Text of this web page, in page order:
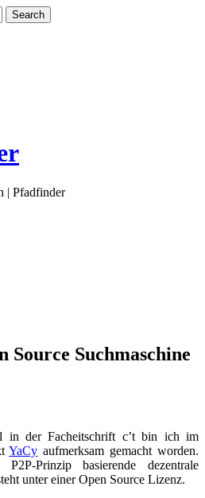
| Pfadfinder
Suchmaschine
in der Facheitschrift c’t bin ich im
YaCy aufmerksam gemacht worden.
Prinzip basierende dezentrale
unter einer Open Source Lizenz.